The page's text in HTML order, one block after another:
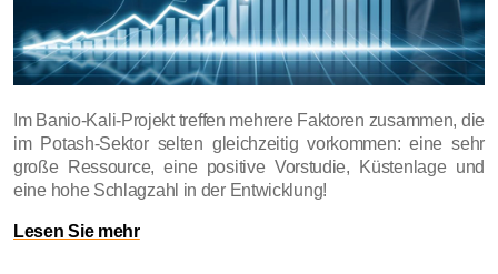
Im Banio-Kali-Projekt treffen mehrere Faktoren zusammen, die
im Potash-Sektor selten gleichzeitig vorkommen: eine sehr
große Ressource, eine positive Vorstudie, Küstenlage und
eine hohe Schlagzahl in der Entwicklung!
Lesen Sie mehr